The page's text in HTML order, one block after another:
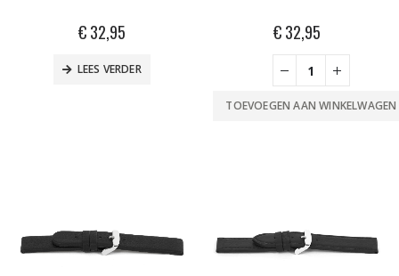
€32,95
LEES VERDER
€32,95
TOEVOEGEN AAN WINKELWAGEN